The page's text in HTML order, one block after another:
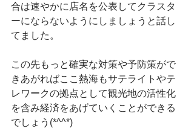
合は速やかに店名を公表してクラスタ
ーにならないようにしましょうと話し
てました。
この先もっと確実な対策や予防策がで
きあがればここ熱海もサテライトやテ
レワークの拠点として観光地の活性化
を含み経済をあげていくことができる
でしょう(*^^*)